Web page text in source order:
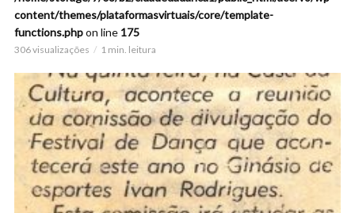
content/themes/plataformasvirtuais/core/template-
functions.phpon line 175
306 visualizações 1 min. leitura